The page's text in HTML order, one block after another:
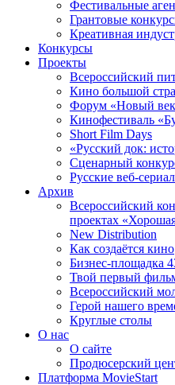
Фестивальные
Грантовые
Креативная
Конкурсы
Проекты
Всероссийский
Кино большой
Форум «Новый
Кинофестиваль
Short Film Days
«Русский док:
Сценарный
Русские веб-
Архив
Всероссийский
проектах
New Distribution
Как создаётся кино
Бизнес-
Твой первый
Всероссийский
Герой нашего
Круглые столы
О нас
О сайте
Продюсерский
Платформа MovieStart